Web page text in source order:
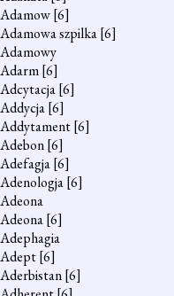
Adamow[6]
Adamowa szpilka[6]
Adamowy
Adarm[6]
Adcytacja[6]
Addycja[6]
Addytament[6]
Adebon[6]
Adefagja[6]
Adenologja[6]
Adeona
Adeona[6]
Adephagia
Adept[6]
Aderbistan[6]